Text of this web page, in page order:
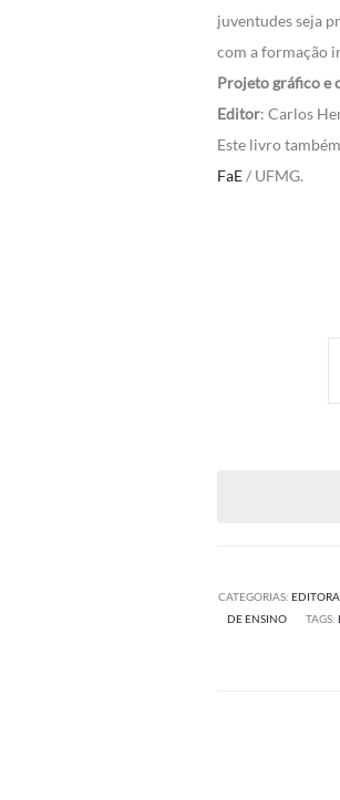
juventudes seja
com a formação
Projeto gráfico e
Editor: Carlos
Este livro
FaE/ UFMG.
CATEGORIAS: EDITORA,
DE ENSINO
TAGS: